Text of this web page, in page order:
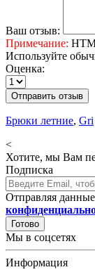
Ваш отзыв:
Примечание:
Используйте
Оценка:
Отправить отзыв
Брюки летние, Gri
<
Хотите, мы Вам
Подписка
Отправляя
Готово
Мы в соцсетях
Информация